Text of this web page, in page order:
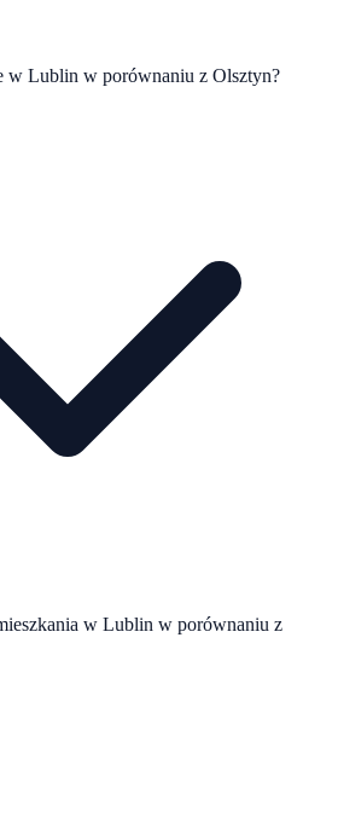
w Lublin w porównaniu z Olsztyn?
w Lublin w porównaniu z